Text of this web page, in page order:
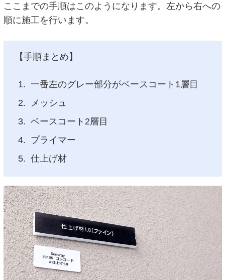
ここまでの手順はこのようになります。左から右への
順に施工を行います。
【手順まとめ】
一番左のグレー部分がベースコート1層目
メッシュ
ベースコート2層目
プライマー
仕上げ材